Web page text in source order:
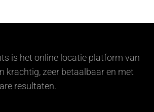
is het online locatie platform van
krachtig, zeer betaalbaar en met
resultaten.